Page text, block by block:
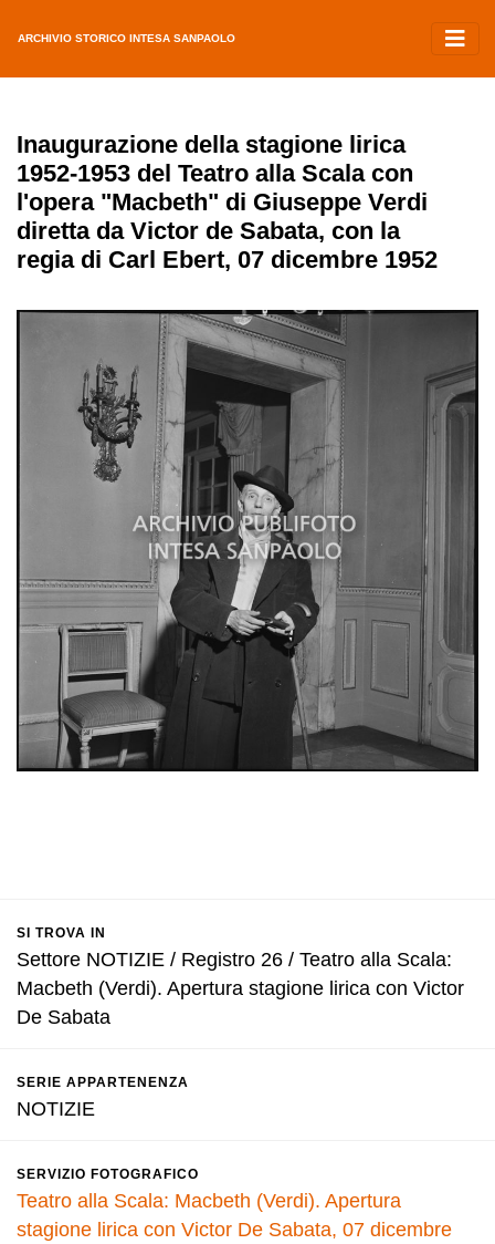
ARCHIVIO STORICO INTESA SANPAOLO
Inaugurazione della stagione lirica
1952-1953 del Teatro alla Scala con
l'opera "Macbeth" di Giuseppe Verdi
diretta da Victor de Sabata, con la
regia di Carl Ebert, 07 dicembre 1952
SI TROVA IN
Settore NOTIZIE / Registro 26 / Teatro alla Scala:
Macbeth (Verdi). Apertura stagione lirica con Victor
De Sabata
SERIE APPARTENENZA
NOTIZIE
SERVIZIO FOTOGRAFICO
Teatro alla Scala: Macbeth (Verdi). Apertura
stagione lirica con Victor De Sabata, 07 dicembre